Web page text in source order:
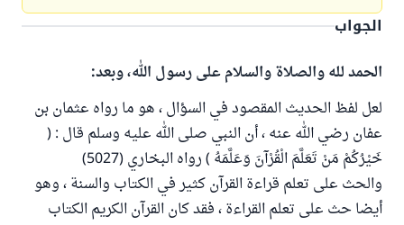
الجواب
الحمد لله والصلاة والسلام على رسول الله، وبعد:
لعل لفظ الحديث المقصود في السؤال ، هو ما رواه عثمان بن
عفان رضي الله عنه ، أن النبي صلى الله عليه وسلم قال : (
خَيْرُكُمْ مَنْ تَعَلَّمَ الْقُرْآنَ وَعَلَّمَهُ ) رواه البخاري (5027)
والحث على تعلم قراءة القرآن كثير في الكتاب والسنة ، وهو
أيضا حث على تعلم القراءة ، فقد كان القرآن الكريم الكتاب